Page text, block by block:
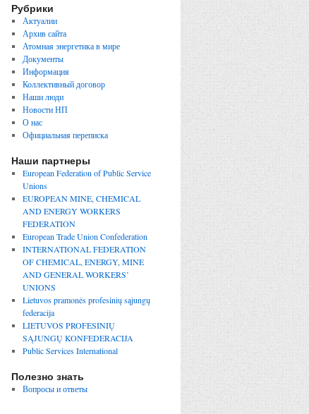
Рубрики
Актуалии
Архив сайта
Атомная энергетика в мире
Документы
Информация
Коллективный договор
Наши люди
Новости НП
О нас
Официальная переписка
Наши партнеры
European Federation of Public Service
Unions
EUROPEAN MINE, CHEMICAL
AND ENERGY WORKERS
FEDERATION
European Trade Union Confederation
INTERNATIONAL FEDERATION
OF CHEMICAL, ENERGY, MINE
AND GENERAL WORKERS’
UNIONS
Lietuvos pramonės profesinių sąjungų
federacija
LIETUVOS PROFESINIŲ
SĄJUNGŲ KONFEDERACIJA
Public Services International
Полезно знать
Вопросы и ответы